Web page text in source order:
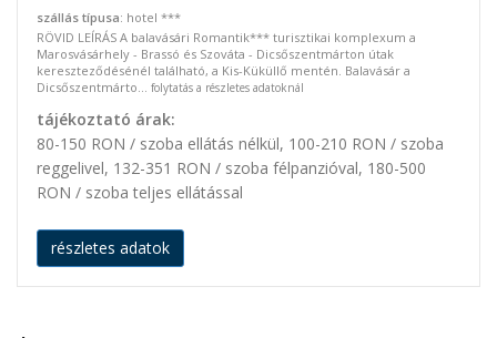
szállás típusa: hotel ***
RÖVID LEÍRÁS A balavásári Romantik*** turisztikai komplexum a
Marosvásárhely - Brassó és Szováta - Dicsőszentmárton útak
kereszteződésénél található, a Kis-Küküllő mentén. Balavásár a
Dicsőszentmárto... folytatás a részletes adatoknál
tájékoztató árak:
80-150 RON / szoba ellátás nélkül, 100-210 RON / szoba
reggelivel, 132-351 RON / szoba félpanzióval, 180-500
RON / szoba teljes ellátással
részletes adatok